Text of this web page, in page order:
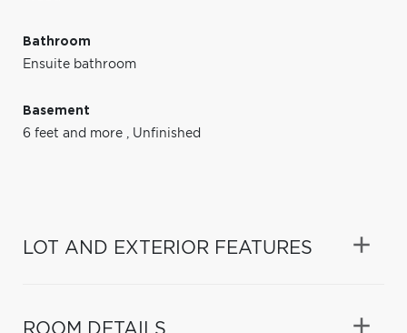
Bathroom
Ensuite bathroom
Basement
6 feet and more , Unfinished
LOT AND EXTERIOR FEATURES
ROOM DETAILS